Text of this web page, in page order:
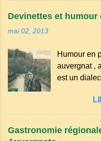
voisins se
aperçoit, il
mais il doit
qu’il y a de
deux
leur
Devinettes et
mai 02, 2013
Humour en
auvergnat ,
est un
certaines
appartient à
et est
occitan .
Gastronomie